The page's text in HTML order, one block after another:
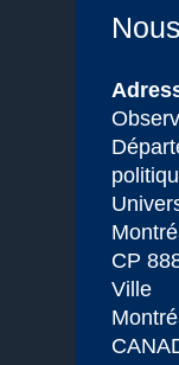
CP
Ville